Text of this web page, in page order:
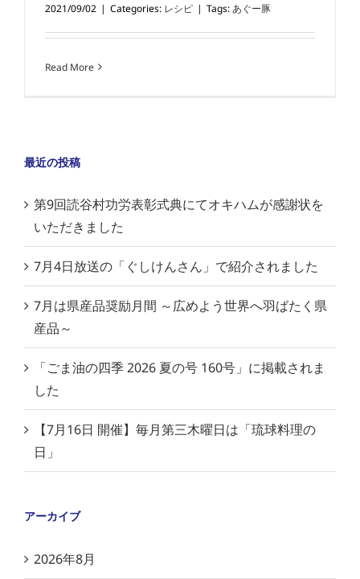
2021/09/02 | Categories: レシピ | Tags:あぐー豚
Read More
最近の投稿
第9回読谷村功労表彰式典にてオキハムが感謝状を
いただきました
7月4日放送の「ぐしけんさん」で紹介されました
7月は県産品奨励月間 ～広めよう世界へ羽ばたく県
産品～
「ごま油の四季 2026 夏の号 160号」に掲載されま
した
【7月16日 開催】毎月第三木曜日は「琉球料理の
日」
アーカイブ
2026年8月